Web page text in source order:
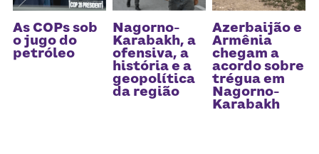
Busca
Receba atualizações
As COPs sob
o jugo do
petróleo
Nagorno-
Karabakh, a
ofensiva, a
história e a
geopolítica
da região
Azerbaijão e
Armênia
chegam a
acordo sobre
trégua em
Nagorno-
Karabakh